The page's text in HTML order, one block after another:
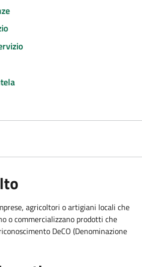
agricoltori o artigiani locali che
o commercializzano prodotti che
DeCO (Denominazione